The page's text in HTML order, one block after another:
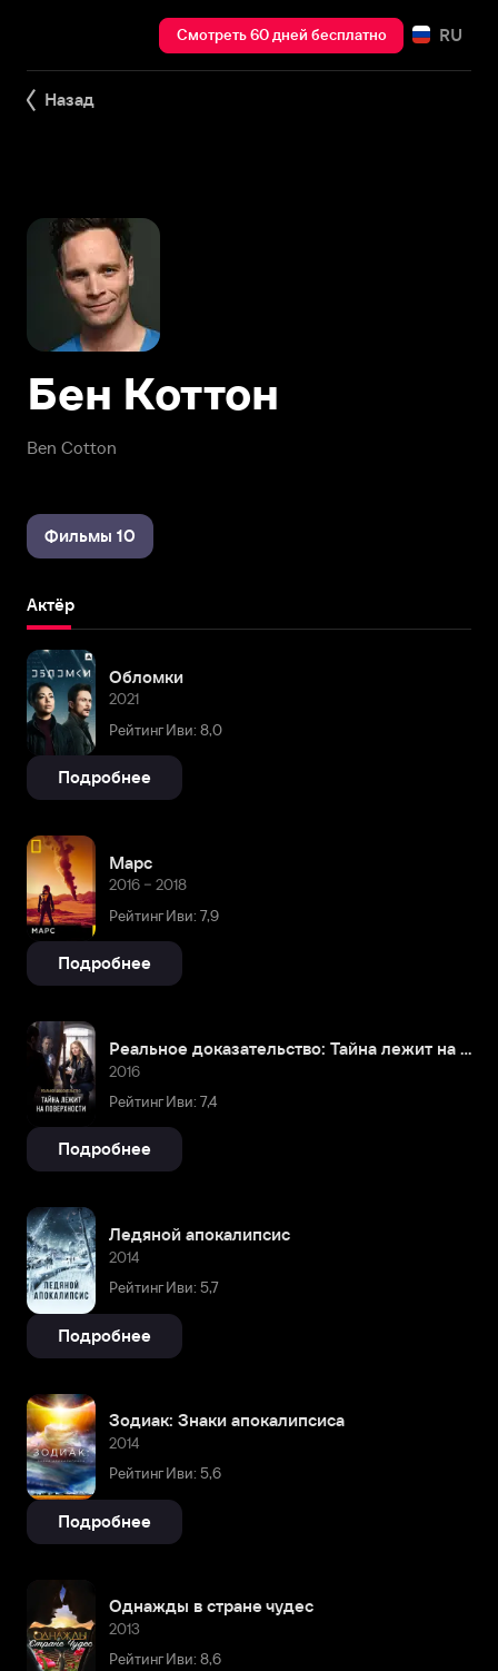
Смотреть 60 дней бесплатно RU
Назад
Ben Cotton
Бен Коттон
Фильмы 10
Актёр
Обломки
2021
Рейтинг Иви: 8,0
Подробнее
Марс
2016 – 2018
Рейтинг Иви: 7,9
Подробнее
Реальное доказательство: Тайна лежит на поверхности
2016
Рейтинг Иви: 7,4
Подробнее
Ледяной апокалипсис
2014
Рейтинг Иви: 5,7
Подробнее
Зодиак: Знаки апокалипсиса
2014
Рейтинг Иви: 5,6
Подробнее
Однажды в стране чудес
2013
Рейтинг Иви: 8,6